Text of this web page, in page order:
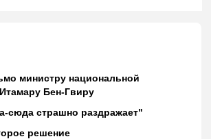
министру национальной
Бен-Гвиру
сюда страшно раздражает"
решение